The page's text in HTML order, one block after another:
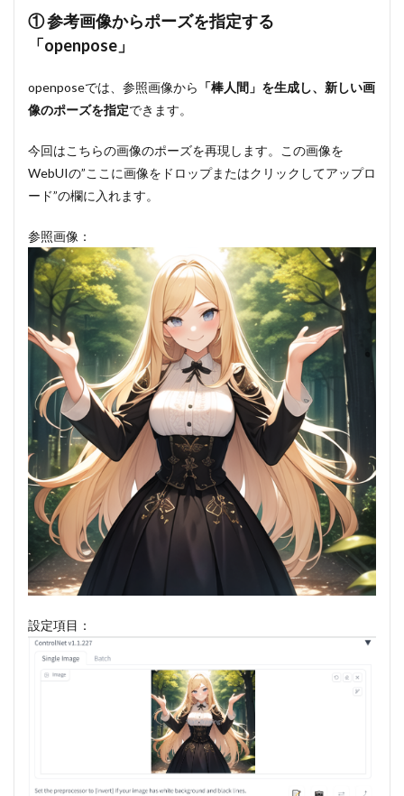
① 参考画像からポーズを指定する
「openpose」
openposeでは、参照画像から 「棒人間」を生成し、新しい画
像のポーズを指定できます。
今回はこちらの画像のポーズを再現します。この画像を
WebUIの”ここに画像をドロップまたはクリックしてアップロ
ード”の欄に入れます。
参照画像：
設定項目：